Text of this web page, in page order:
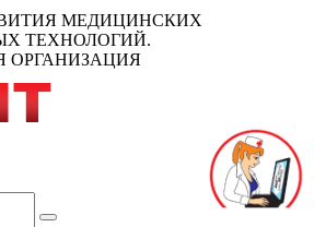
МЕДИЦИНСКИХ
ТЕХНОЛОГИЙ.
ОРГАНИЗАЦИЯ